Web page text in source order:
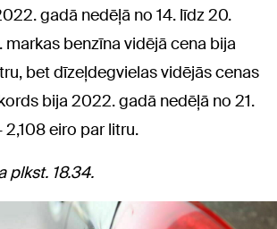
gadā nedēļā no 14. līdz 20.
markas benzīna vidējā cena bija
bet dīzeļdegvielas vidējās cenas
bija 2022. gadā nedēļā no 21.
2,108 eiro par litru.
plkst. 18.34.